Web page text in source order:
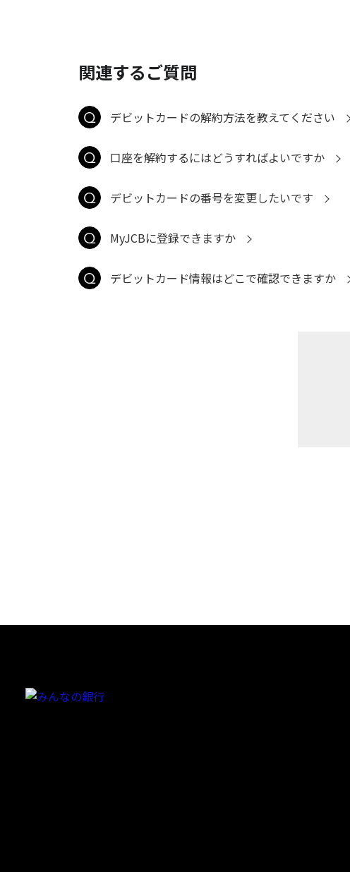
関連するご質問
デビットカードの解約方法を教えてください
口座を解約するにはどうすればよいですか
デビットカードの番号を変更したいです
MyJCBに登録できますか
デビットカード情報はどこで確認できますか